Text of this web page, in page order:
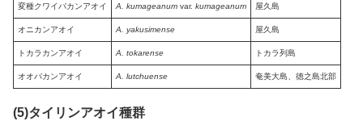
変種クワイバカンアオイ A. kumageanum var. kumageanum 屋久島
オニカンアオイ A. yakusimense 屋久島
トカラカンアオイ A. tokarense トカラ列島
オオバカンアオイ A. lutchuense 奄美大島、徳之島北部
(5)タイリンアオイ種群